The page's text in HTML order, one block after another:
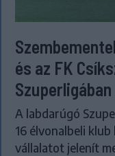
és az FK
Szuperligában
A labdarúgó
16 élvonalbeli
vállalatot jelenít